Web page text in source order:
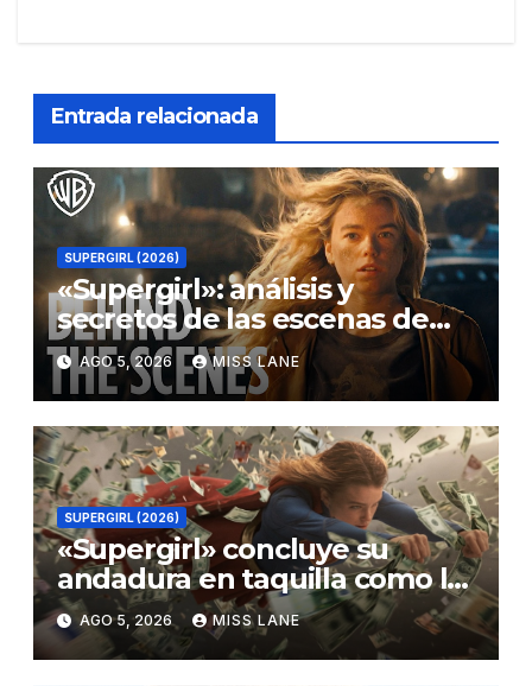
Entrada relacionada
SUPERGIRL (2026)
«Supergirl»: análisis y
secretos de las escenas de
lucha
AGO 5, 2026 MISS LANE
SUPERGIRL (2026)
«Supergirl» concluye su
andadura en taquilla como la
película de DC con menor
recaudación desde
«Catwoman»
AGO 5, 2026 MISS LANE